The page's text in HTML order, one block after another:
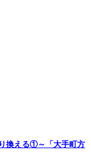
換える①～「大手町方